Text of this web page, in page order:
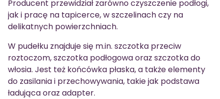
Producent przewidział zarówno czyszczenie podłogi,
jak i pracę na tapicerce, w szczelinach czy na
delikatnych powierzchniach.
W pudełku znajduje się m.in. szczotka przeciw
roztoczom, szczotka podłogowa oraz szczotka do
włosia. Jest też końcówka płaska, a także elementy
do zasilania i przechowywania, takie jak podstawa
ładująca oraz adapter.